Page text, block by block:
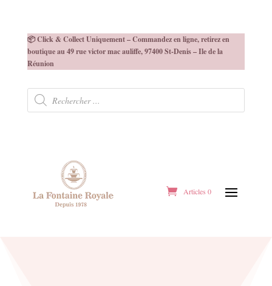
📦 Click & Collect Uniquement – Commandez en ligne, retirez en
boutique au 49 rue victor mac auliffe, 97400 St-Denis – Ile de la
Réunion
Recherche
produits
Articles 0